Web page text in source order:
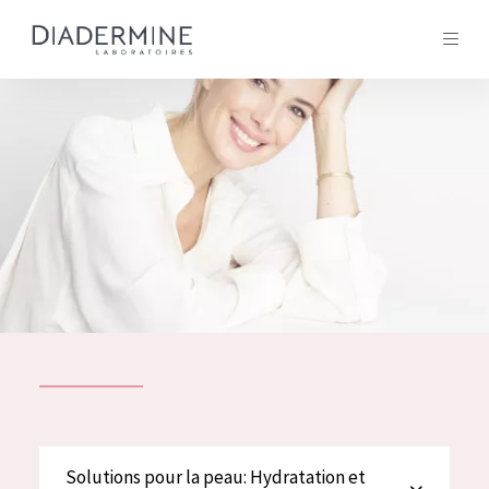
SOLUTIONS POUR LA PEAU
TOUS LES PRODUIT
Tous les Produit
ACCUEIL
Conseils Beauté
Solutions pour la peau: Hydratation et